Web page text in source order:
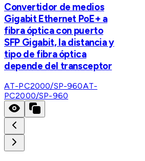
Convertidor de medios
Gigabit Ethernet PoE+ a
fibra óptica con puerto
SFP Gigabit, la distancia y
tipo de fibra óptica
depende del transceptor
AT-PC2000/SP-960AT-
PC2000/SP-960